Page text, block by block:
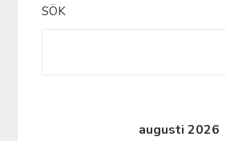
SÖK
augusti 2026